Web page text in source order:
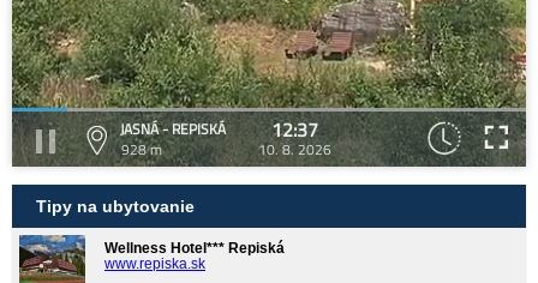
JASNÁ - REPISKÁ
928 m
12:37
10. 8. 2026
Tipy na ubytovanie
Wellness Hotel*** Repiská
www.repiska.sk